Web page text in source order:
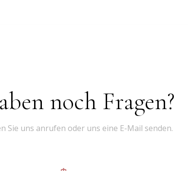
noch Fragen?
Sie uns anrufen oder uns eine E-Mail senden.